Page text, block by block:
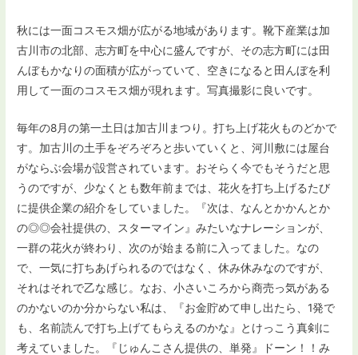
秋には一面コスモス畑が広がる地域があります。靴下産業は加
古川市の北部、志方町を中心に盛んですが、その志方町には田
んぼもかなりの面積が広がっていて、空きになると田んぼを利
用して一面のコスモス畑が現れます。写真撮影に良いです。
毎年の8月の第一土日は加古川まつり。打ち上げ花火ものどかで
す。加古川の土手をぞろぞろと歩いていくと、河川敷には屋台
がならぶ会場が設営されています。おそらく今でもそうだと思
うのですが、少なくとも数年前までは、花火を打ち上げるたび
に提供企業の紹介をしていました。『次は、なんとかかんとか
の◎◎会社提供の、スターマイン』みたいなナレーションが、
一群の花火が終わり、次のが始まる前に入ってました。なの
で、一気に打ちあげられるのではなく、休み休みなのですが、
それはそれで乙な感じ。なお、小さいころから商売っ気がある
のかないのか分からない私は、『お金貯めて申し出たら、1発で
も、名前読んで打ち上げてもらえるのかな』とけっこう真剣に
考えていました。『じゅんこさん提供の、単発』ドーン！！み